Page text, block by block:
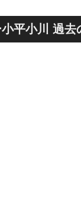
時点建
ほか子
合施設
区名称
タフィ
平小川 過去